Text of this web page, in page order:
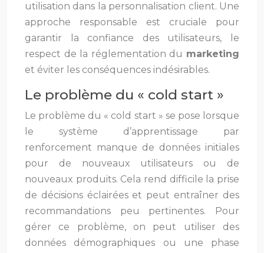
utilisation dans la personnalisation client. Une
approche responsable est cruciale pour
garantir la confiance des utilisateurs, le
respect de la réglementation du marketing
et éviter les conséquences indésirables.
Le problème du « cold start »
Le problème du « cold start » se pose lorsque
le système d’apprentissage par
renforcement manque de données initiales
pour de nouveaux utilisateurs ou de
nouveaux produits. Cela rend difficile la prise
de décisions éclairées et peut entraîner des
recommandations peu pertinentes. Pour
gérer ce problème, on peut utiliser des
données démographiques ou une phase